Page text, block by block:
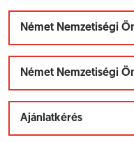
Német Nemzetiségi
Német Nemzetiségi
Ajánlatkérés